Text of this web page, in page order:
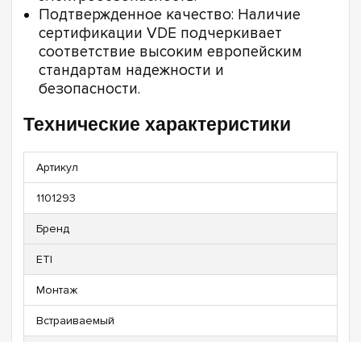
Подтвержденное качество: Наличие
сертификации VDE подчеркивает
соответствие высоким европейским
стандартам надежности и
безопасности.
Технические характеристики
Артикул
1101293
Бренд
ETI
Монтаж
Встраиваемый